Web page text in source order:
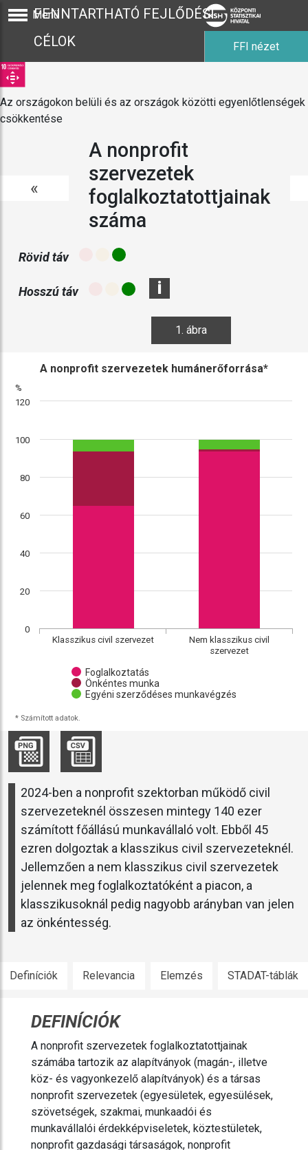
Menü
FENNTARTHATÓ FEJLŐDÉSI
CÉLOK
FFI nézet
Az országokon belüli és az országok közötti egyenlőtlenségek
csökkentése
«
A nonprofit
szervezetek
foglalkoztatottjainak
száma
Rövid táv
Hosszú táv i
1. ábra
%
A nonprofit szervezetek humánerőforrása*
* Számított adatok.
Foglalkoztatás
Önkéntes munka
Egyéni szerződéses munkavégzés
Klasszikus civil szervezet
Nem klasszikus civil
szervezet
0
20
40
60
80
100
120
2024-ben a nonprofit szektorban működő civil
szervezeteknél összesen mintegy 140 ezer
számított főállású munkavállaló volt. Ebből 45
ezren dolgoztak a klasszikus civil szervezeteknél.
Jellemzően a nem klasszikus civil szervezetek
jelennek meg foglalkoztatóként a piacon, a
klasszikusoknál pedig nagyobb arányban van jelen
az önkéntesség.
Definíciók Relevancia Elemzés STADAT-táblák
DEFINÍCIÓK
A nonprofit szervezetek foglalkoztatottjainak
számába tartozik az alapítványok (magán-, illetve
köz- és vagyonkezelő alapítványok) és a társas
nonprofit szervezetek (egyesületek, egyesülések,
szövetségek, szakmai, munkaadói és
munkavállalói érdekképviseletek, köztestületek,
nonprofit gazdasági társaságok, nonprofit